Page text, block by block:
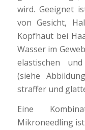
wird. Geeignet
von Gesicht,
Kopfhaut bei
Wasser im
elastischen
(siehe
straffer und
Eine
Mikroneedling